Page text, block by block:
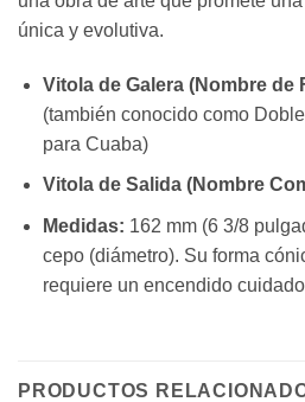
única y evolutiva.
Vitola de Galera (Nombre de
(también conocido como
para Cuaba)
Vitola de Salida (Nombre
Medidas: 162 mm (6 3/8
cepo (diámetro). Su forma
requiere un encendido
PRODUCTOS